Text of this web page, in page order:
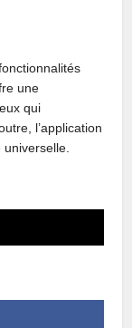
une
qui
l’application